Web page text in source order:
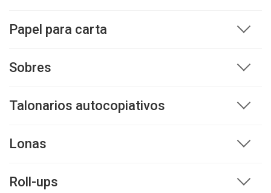
Papel para carta
Sobres
Talonarios autocopiativos
Lonas
Roll-ups